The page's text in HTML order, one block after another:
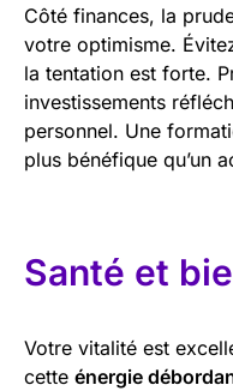
Côté finances, la
votre optimisme.
la tentation est forte.
investissements
personnel. Une
plus bénéfique qu’un
Santé et
Votre vitalité est
cette énergie